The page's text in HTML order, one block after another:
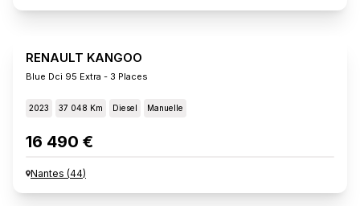
RENAULT KANGOO
Blue Dci 95 Extra - 3 Places
2023 37 048 Km Diesel Manuelle
16 490 €
Nantes (44)